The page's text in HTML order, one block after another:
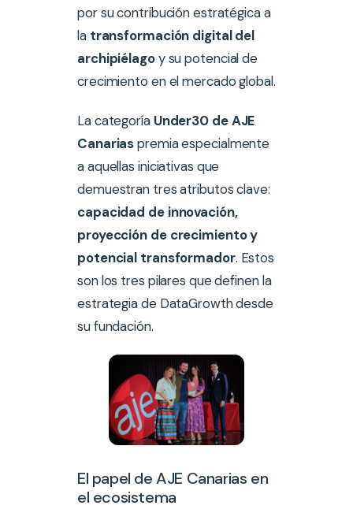
por su contribución estratégica a
la transformación digital del
archipiélagoy su potencial de
crecimiento en el mercado global.
La categoría Under30 de AJE
Canariaspremia especialmente
a aquellas iniciativas que
demuestran tres atributos clave:
capacidad de innovación,
proyección de crecimiento y
potencial transformador. Estos
son los tres pilares que definen la
estrategia de DataGrowth desde
su fundación.
El papel de AJE Canarias en
el ecosistema